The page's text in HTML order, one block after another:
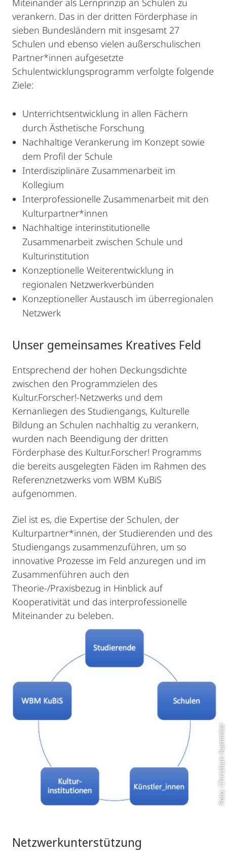
Miteinander als Lernprinzip an Schulen zu
verankern. Das in der dritten Förderphase in
sieben Bundesländern mit insgesamt 27
Schulen und ebenso vielen außerschulischen
Partner*innen aufgesetzte
Schulentwicklungsprogramm verfolgte folgende
Ziele:
Unterrichtsentwicklung in allen Fächern
durch Ästhetische Forschung
Nachhaltige Verankerung im Konzept sowie
dem Profil der Schule
Interdisziplinäre Zusammenarbeit im
Kollegium
Interprofessionelle Zusammenarbeit mit den
Kulturpartner*innen
Nachhaltige interinstitutionelle
Zusammenarbeit zwischen Schule und
Kulturinstitution
Konzeptionelle Weiterentwicklung in
regionalen Netzwerkverbünden
Konzeptioneller Austausch im überregionalen
Netzwerk
Unser gemeinsames Kreatives Feld
Entsprechend der hohen Deckungsdichte
zwischen den Programmzielen des
Kultur.Forscher!-Netzwerks und dem
Kernanliegen des Studiengangs, Kulturelle
Bildung an Schulen nachhaltig zu verankern,
wurden nach Beendigung der dritten
Förderphase des Kultur.Forscher! Programms
die bereits ausgelegten Fäden im Rahmen des
Referenznetzwerks vom WBM KuBiS
aufgenommen.
Ziel ist es, die Expertise der Schulen, der
Kulturpartner*innen, der Studierenden und des
Studiengangs zusammenzuführen, um so
innovative Prozesse im Feld anzuregen und im
Zusammenführen auch den
Theorie-/Praxisbezug in Hinblick auf
Kooperativität und das interprofessionelle
Miteinander zu beleben.
Foto: Christian Kammler
Netzwerkunterstützung